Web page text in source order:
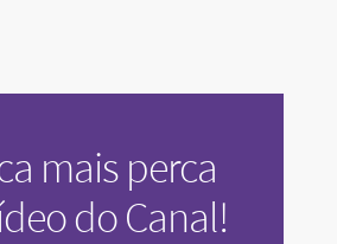
mais perca
do Canal!